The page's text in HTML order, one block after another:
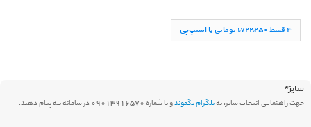
۴ قسط ١,۷۲۲,۲۵۰ تومانی با اسنپ‌پی
سایز*
جهت راهنمایی انتخاب سایز، بهتلگرام تگموندو یا شماره 09013916570 در سامانه بله پیام دهید.